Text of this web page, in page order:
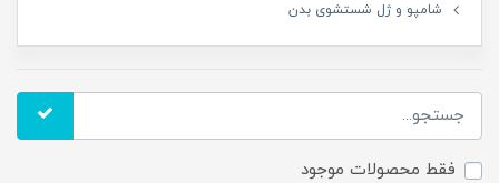
شامپو و ژل شستشوی بدن
فقط محصولات موجود